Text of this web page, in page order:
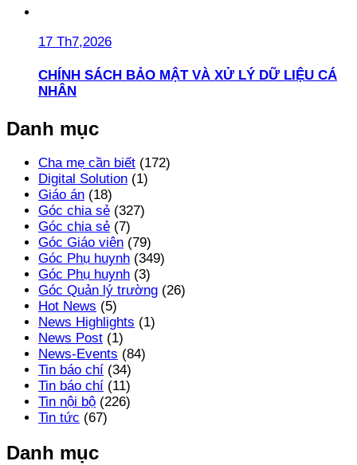
17 Th7,2026
CHÍNH SÁCH BẢO MẬT VÀ XỬ LÝ DỮ LIỆU CÁ
NHÂN
Danh mục
Cha mẹ cần biết (172)
Digital Solution (1)
Giáo án (18)
Góc chia sẻ (327)
Góc chia sẻ (7)
Góc Giáo viên (79)
Góc Phụ huynh (349)
Góc Phụ huynh (3)
Góc Quản lý trường (26)
Hot News (5)
News Highlights (1)
News Post (1)
News-Events (84)
Tin báo chí (34)
Tin báo chí (11)
Tin nội bộ (226)
Tin tức (67)
Danh mục